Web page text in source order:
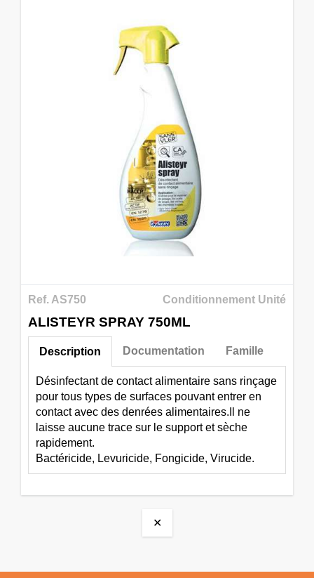
Ref. AS750 Conditionnement Unité
ALISTEYR SPRAY 750ML
Description
Désinfectant de contact alimentaire sans rinçage
pour tous types de surfaces pouvant entrer en
contact avec des denrées alimentaires.Il ne
laisse aucune trace sur le support et sèche
rapidement.
Bactéricide, Levuricide, Fongicide, Virucide.
Documentation Famille
✕